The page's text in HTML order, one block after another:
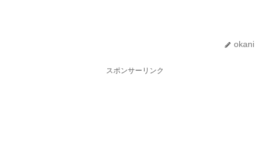
okani
スポンサーリンク